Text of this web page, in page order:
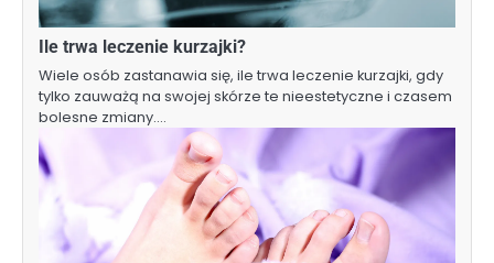
Ile trwa leczenie kurzajki?
Wiele osób zastanawia się, ile trwa leczenie kurzajki, gdy
tylko zauważą na swojej skórze te nieestetyczne i czasem
bolesne zmiany.…